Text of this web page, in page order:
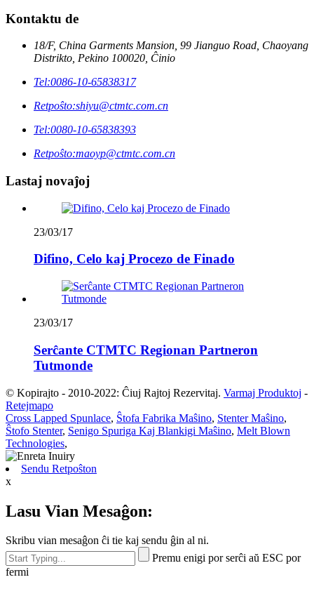
Kontaktu de
18/F, China Garments Mansion, 99 Jianguo Road, Chaoyang
Distrikto, Pekino 100020, Ĉinio
Tel:0086-10-65838317
Retpoŝto:shiyu@ctmtc.com.cn
Tel:0080-10-65838393
Retpoŝto:maoyp@ctmtc.com.cn
Lastaj novaĵoj
23/03/17
Difino, Celo kaj Procezo de Finado
23/03/17
Serĉante CTMTC Regionan Partneron
Tutmonde
© Kopirajto - 2010-2022: Ĉiuj Rajtoj Rezervitaj. Varmaj Produktoj -
Retejmapo
Cross Lapped Spunlace, Ŝtofa Fabrika Maŝino, Stenter Maŝino,
Ŝtofo Stenter, Senigo Spuriga Kaj Blankigi Maŝino, Melt Blown
Technologies,
Sendu Retpoŝton
x
Lasu Vian Mesaĝon:
Skribu vian mesaĝon ĉi tie kaj sendu ĝin al ni.
Premu enigi por serĉi aŭ ESC por
fermi